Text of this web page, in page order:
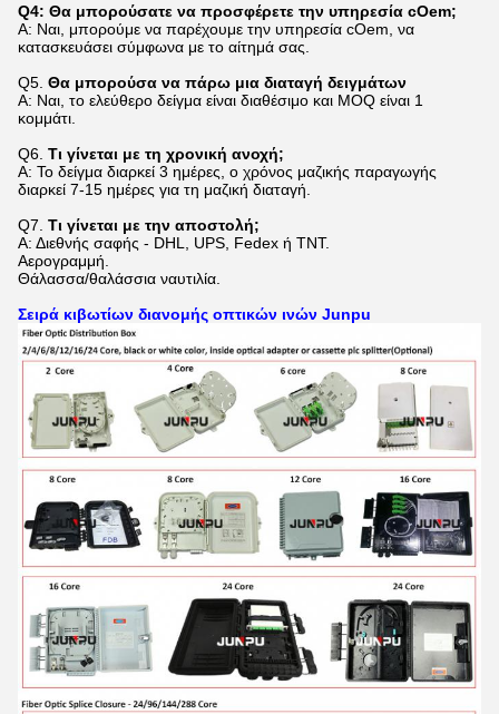
Q4: Θα μπορούσατε να προσφέρετε την υπηρεσία cOem;
Α: Ναι, μπορούμε να παρέχουμε την υπηρεσία cOem, να
κατασκευάσει σύμφωνα με το αίτημά σας.
Q5. Θα μπορούσα να πάρω μια διαταγή δειγμάτων
Α: Ναι, το ελεύθερο δείγμα είναι διαθέσιμο και MOQ είναι 1
κομμάτι.
Q6. Τι γίνεται με τη χρονική ανοχή;
Α: Το δείγμα διαρκεί 3 ημέρες, ο χρόνος μαζικής παραγωγής
διαρκεί 7-15 ημέρες για τη μαζική διαταγή.
Q7. Τι γίνεται με την αποστολή;
Α: Διεθνής σαφής - DHL, UPS, Fedex ή TNT.
Αερογραμμή.
Θάλασσα/θαλάσσια ναυτιλία.
Σειρά κιβωτίων διανομής οπτικών ινών Junpu